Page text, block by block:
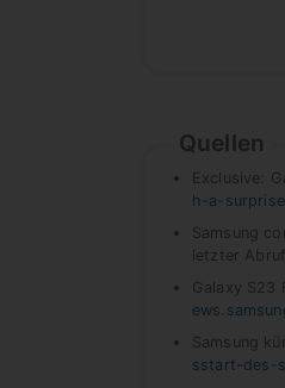
Quellen
Exclusive:
h-a-
Samsung
letzter
Galaxy S23
Samsung
sstart-des-